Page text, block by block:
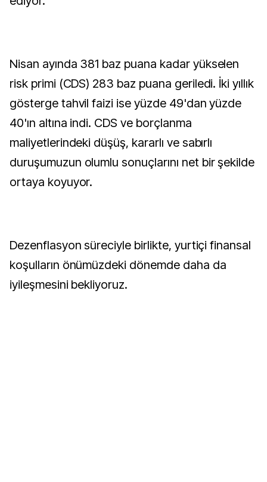
Nisan ayında 381 baz puana kadar yükselen
risk primi (CDS) 283 baz puana geriledi. İki yıllık
gösterge tahvil faizi ise yüzde 49'dan yüzde
40'ın altına indi. CDS ve borçlanma
maliyetlerindeki düşüş, kararlı ve sabırlı
duruşumuzun olumlu sonuçlarını net bir şekilde
ortaya koyuyor.
Dezenflasyon süreciyle birlikte, yurtiçi finansal
koşulların önümüzdeki dönemde daha da
iyileşmesini bekliyoruz.